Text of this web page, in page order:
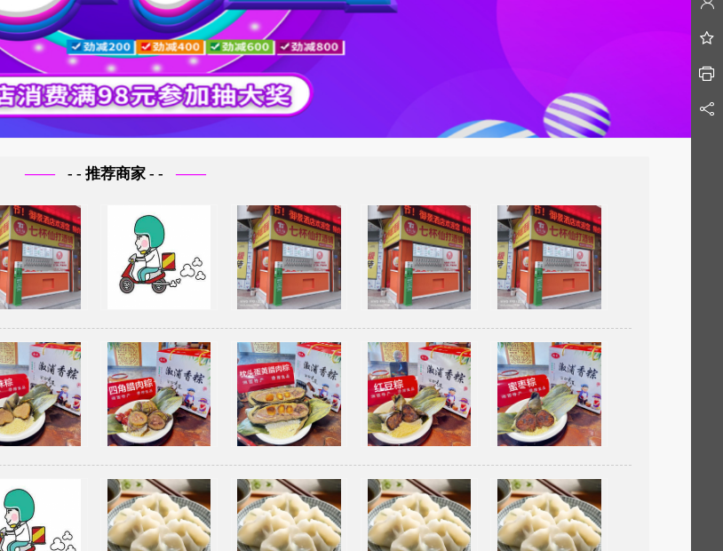
- - 推荐商家 - -